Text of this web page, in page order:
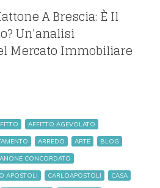
A Brescia: È Il
Un’analisi
Mercato Immobiliare
AFFITTO AGEVOLATO
ARREDO ARTE BLOG
CONCORDATO
APOSTOLI CARLOAPOSTOLI CASA